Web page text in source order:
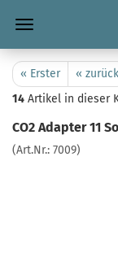
« Erster
« zurück
14 Artikel in dieser
CO2 Adapter 11
(Art.Nr.: 7009)